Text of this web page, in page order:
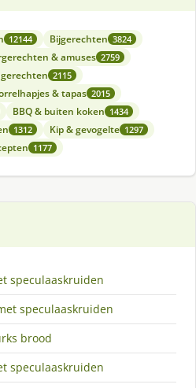
12144 Bijgerechten 3824
& amuses 2759
2115
& tapas 2015
BBQ & buiten koken 1434
1312 Kip & gevogelte 1297
1177
speculaaskruiden
speculaaskruiden
brood
speculaaskruiden